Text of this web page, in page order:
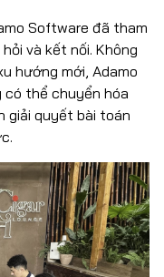
Software đã tham
và kết nối. Không
hướng mới, Adamo
thể chuyển hóa
giải quyết bài toán